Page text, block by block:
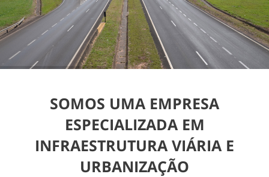
Drenagem
Terraplenagem
ConservaçãoSOMOS UMA EMPRESA
ESPECIALIZADA EM
INFRAESTRUTURA VIÁRIA E
URBANIZAÇÃO